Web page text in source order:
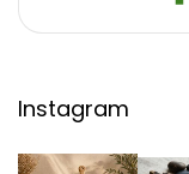
Instagram